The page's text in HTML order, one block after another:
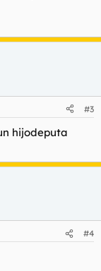
#3
hijodeputa
#4